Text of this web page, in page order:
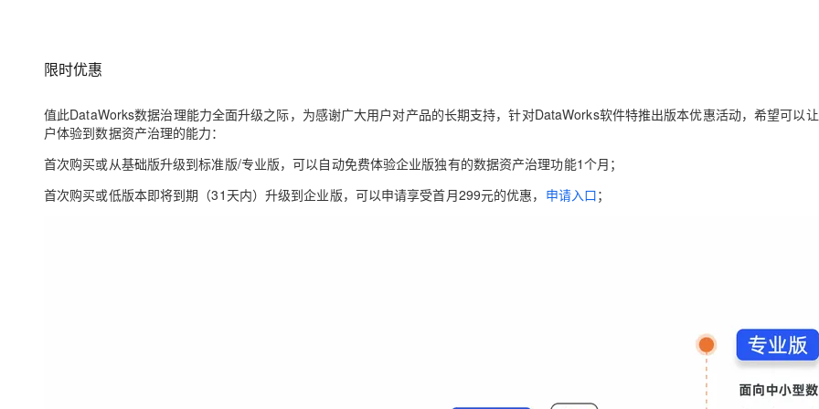
限时优惠
值此DataWorks数据治理能力全面升级之际，为感谢广大用户对产品的长期支持，针对DataWorks软件特推出版本优惠活动，希望可以
户体验到数据资产治理的能力：
首次购买或从基础版升级到标准版/专业版，可以自动免费体验企业版独有的数据资产治理功能1个月；
首次购买或低版本即将到期（31天内）升级到企业版，可以申请享受首月299元的优惠， 申请入口；